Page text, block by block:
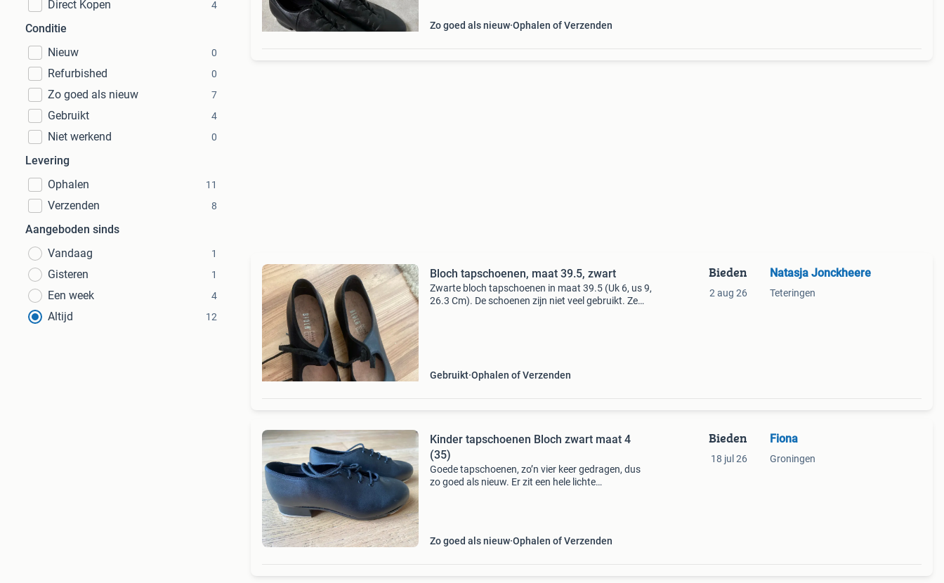
Direct Kopen
4
Conditie
Nieuw
0
Refurbished 0
Zo goed als nieuw 7
Gebruikt 4
Niet werkend 0
Levering
Ophalen
11
Verzenden 8
Aangeboden sinds
Vandaag
1
Gisteren 1
Een week 4
Altijd 12
Zo goed als nieuw Ophalen of Verzenden
Bloch tapschoenen, maat 39.5, zwart
Zwarte bloch tapschoenen in maat 39.5 (Uk 6, us 9,
26.3 Cm). De schoenen zijn niet veel gebruikt. Ze
Gebruikt Ophalen of Verzenden
Bieden
2 aug 26
Natasja Jonckheere
Teteringen
Kinder tapschoenen Bloch zwart maat 4
(35)
Goede tapschoenen, zo’n vier keer gedragen, dus
zo goed als nieuw. Er zit een hele lichte
Zo goed als nieuw Ophalen of Verzenden
Bieden
18 jul 26
Fiona
Groningen